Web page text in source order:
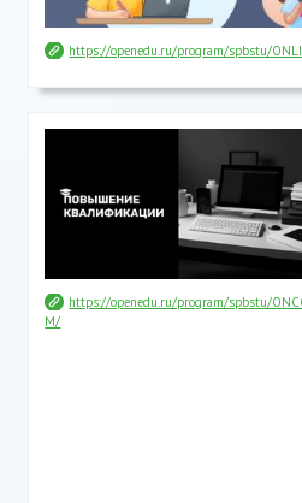
https://openedu.ru/program/spbstu/
https://openedu.ru/program/spbstu/
M/